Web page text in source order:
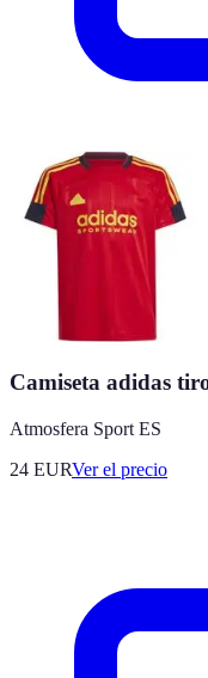
Camiseta adidas
Atmosfera Sport ES
24 EURVer el precio